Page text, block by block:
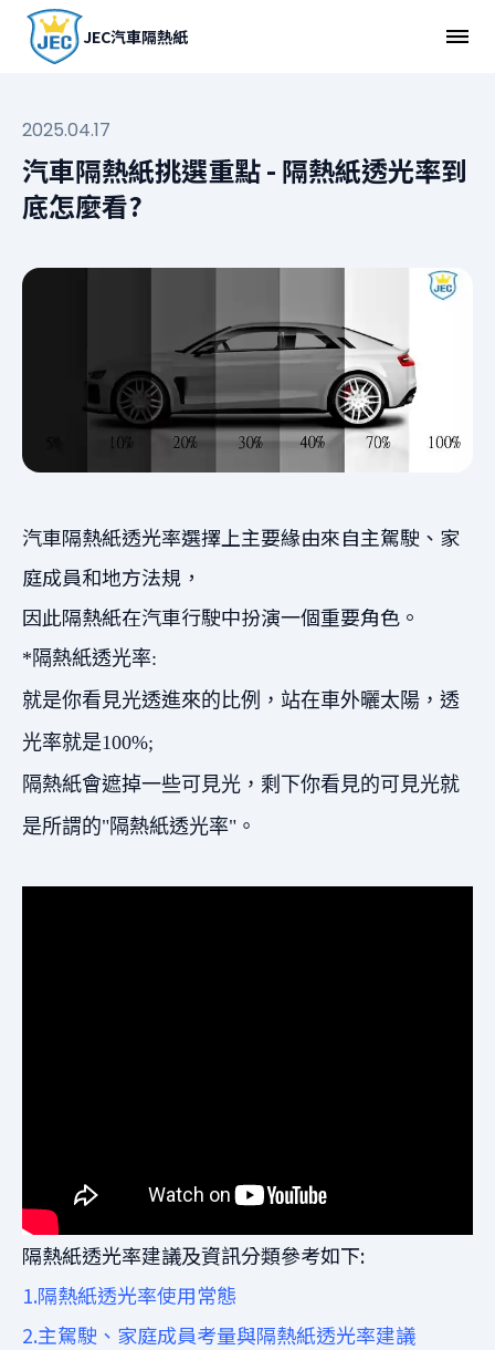
JEC汽車隔熱紙
2025.04.17
汽車隔熱紙挑選重點 - 隔熱紙透光率到
底怎麼看?
汽車隔熱紙透光率選擇上主要緣由來自主駕駛、家
庭成員和地方法規，
因此隔熱紙在汽車行駛中扮演一個重要角色。
*隔熱紙透光率:
就是你看見光透進來的比例，站在車外曬太陽，透
光率就是100%;
隔熱紙會遮掉一些可見光，剩下你看見的可見光就
是所謂的"隔熱紙透光率"。
隔熱紙透光率建議及資訊分類參考如下:
1.隔熱紙透光率使用常態
2.主駕駛、家庭成員考量與隔熱紙透光率建議